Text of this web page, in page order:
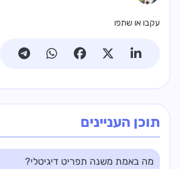
עקבו או שתפו
תוכן העניינים
מה באמת משנה תפריט דיגיטלי?